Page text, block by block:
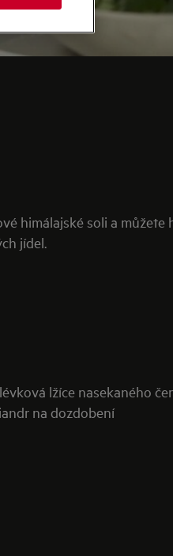
himálajské soli a můžete
jídel.
lžíce nasekaného
na dozdobení